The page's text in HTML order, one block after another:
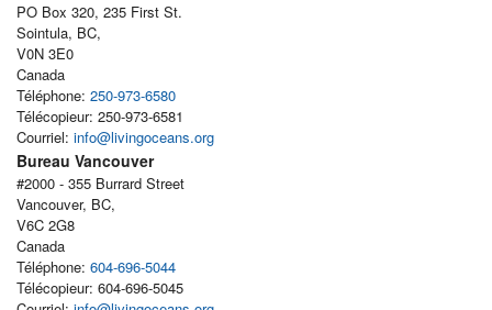
PO Box 320, 235 First St.
Sointula, BC,
V0N 3E0
Canada
Téléphone: 250-973-6580
Télécopieur: 250-973-6581
Courriel: info@livingoceans.org
Bureau Vancouver
#2000 - 355 Burrard Street
Vancouver, BC,
V6C 2G8
Canada
Téléphone: 604-696-5044
Télécopieur: 604-696-5045